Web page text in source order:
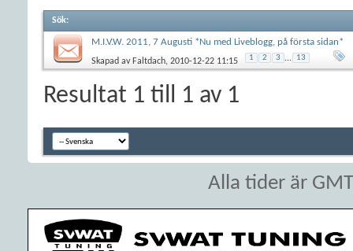
Sök:
M.I.V.W. 2011, 7 Augusti *Nu med Liveblogg, på första sidan*
Skapad av Faltdach, 2010-12-22 11:15 1 2 3 ... 13
Resultat 1 till 1 av 1
Alla tider är